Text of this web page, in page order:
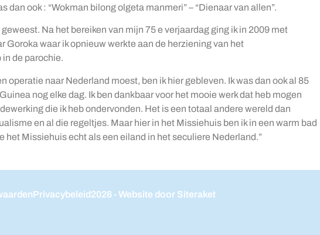
dan ook : “Wokman bilong olgeta manmeri” – “Dienaar van allen”.
Na het bereiken van mijn 75 e verjaardag ging ik in 2009 met
Goroka waar ik opnieuw werkte aan de herziening van het
de parochie.
operatie naar Nederland moest, ben ik hier gebleven. Ik was dan ook al 85
nog elke dag. Ik ben dankbaar voor het mooie werk dat heb mogen
die ik heb ondervonden. Het is een totaal andere wereld dan
en al die regeltjes. Maar hier in het Missiehuis ben ik in een warm bad
het Missiehuis echt als een eiland in het seculiere Nederland.”
Privacybeleid2026 - Website door Siteraket